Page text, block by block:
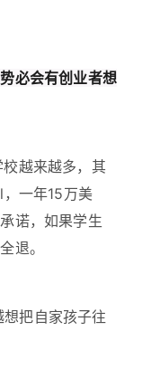
必会有创业者想
越来越多，其
一年15万美
诺，如果学生
退。
把自家孩子往